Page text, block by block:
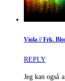
Viola // Frk.
REPLY
Jeg kan også